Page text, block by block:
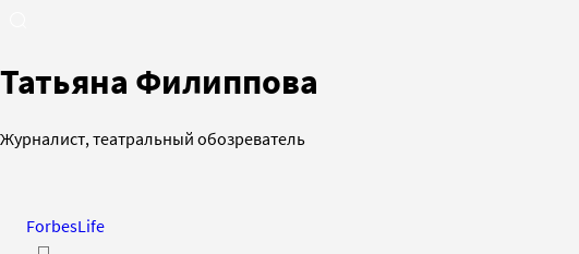
Татьяна Филиппова
Журналист, театральный обозреватель
ForbesLife